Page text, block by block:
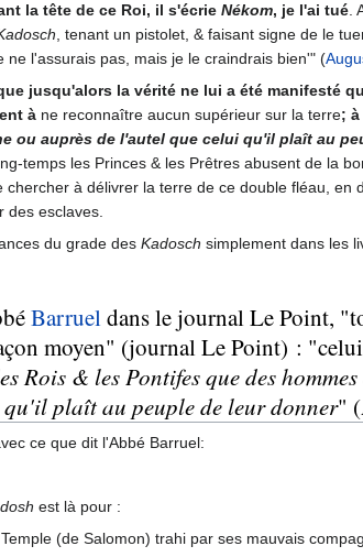
la tête de ce Roi, il s'écrie Nékom, je l'ai tué.
, tenant un pistolet, & faisant signe de le
l'assurais pas, mais je le craindrais bien'" (
jusqu'alors la vérité ne lui a été manifesté
à ne reconnaître aucun supérieur sur la terre; à
ou auprès de l'autel que celui qu'il plaît au
temps les Princes & les Prêtres abusent de la
à délivrer la terre de ce double fléau,
des esclaves.
du grade des Kadosch simplement dans les
Barrueldans le journal Le Point,
moyen" (journal Le Point) :
Rois & les Pontifes que des
plaît au peuple de leur donner"
ce que dit l'Abbé Barruel:
est là pour :
(de Salomon) trahi par ses mauvais